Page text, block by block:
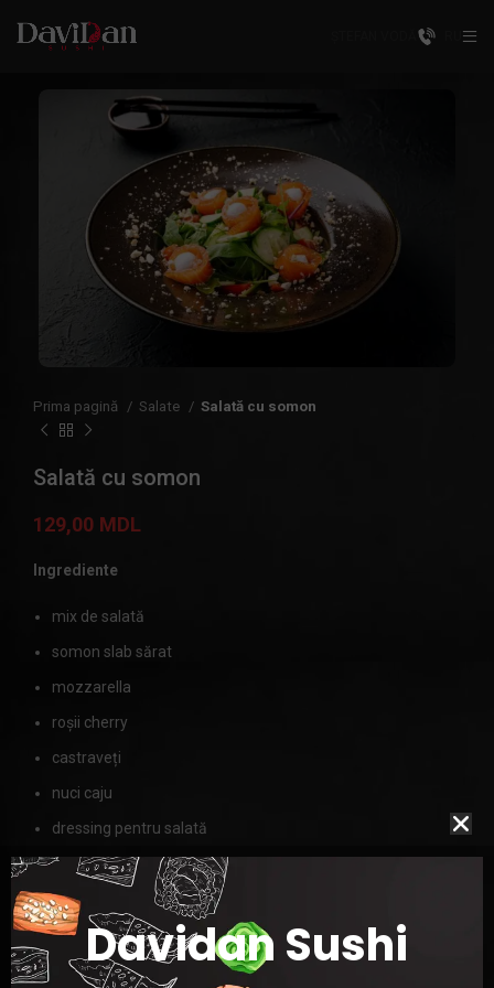
Prima pagină Salate Salată cu somon
Salată cu somon
129,00 MDL
Ingrediente
mix de salată
somon slab sărat
mozzarella
roșii cherry
castraveți
nuci caju
dressing pentru salată
MASA
Categorie: Salate
Davidan Sushi